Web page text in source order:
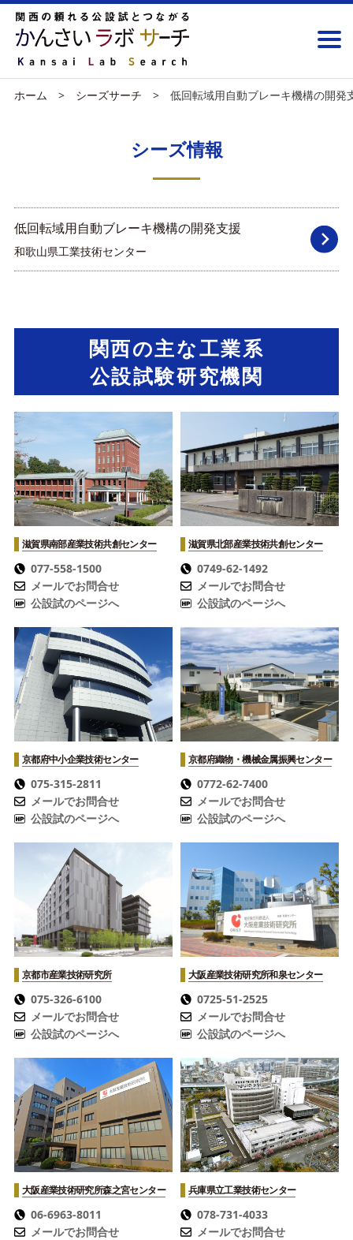
ホーム シーズサーチ 低回転域用自動ブレーキ機構の開発
シーズ情報
低回転域用自動ブレーキ機構の開発支援
和歌山県工業技術センター
関西の主な工業系
公設試験研究機関
滋賀県南部産業技術共創センター
077-558-1500
メールでお問合せ
公設試のページへ
滋賀県北部産業技術共創センター
0749-62-1492
メールでお問合せ
公設試のページへ
京都府中小企業技術センター
075-315-2811
メールでお問合せ
公設試のページへ
京都府織物・機械金属振興センター
0772-62-7400
メールでお問合せ
公設試のページへ
京都市産業技術研究所
075-326-6100
メールでお問合せ
公設試のページへ
大阪産業技術研究所和泉センター
0725-51-2525
メールでお問合せ
公設試のページへ
大阪産業技術研究所森之宮センター
06-6963-8011
メールでお問合せ
兵庫県立工業技術センター
078-731-4033
メールでお問合せ